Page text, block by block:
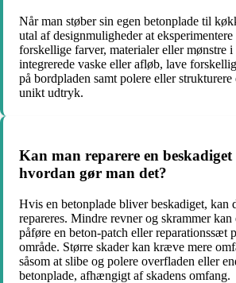
Når man støber sin egen betonplade til
utal af designmuligheder at
forskellige farver, materialer eller mønstre i
integrerede vaske eller afløb, lave
på bordpladen samt polere eller
unikt udtryk.
Kan man reparere en
hvordan gør man det?
Hvis en betonplade bliver beskadiget,
repareres. Mindre revner og skrammer kan
påføre en beton-patch eller reparationssæt
område. Større skader kan kræve mere
såsom at slibe og polere overfladen eller
betonplade, afhængigt af skadens omfang.